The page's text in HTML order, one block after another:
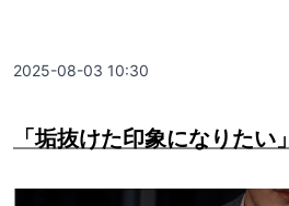
2025-08-03 10:30
「垢抜けた印象になりたい」